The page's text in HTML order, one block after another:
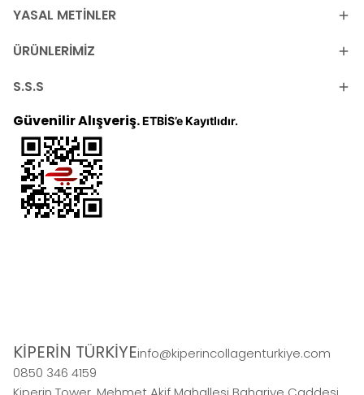
YASAL METİNLER
ÜRÜNLERİMİZ
S.S.S
Güvenilir Alışveriş.ETBİS’e Kayıtlıdır.
KİPERİN TÜRKİYEinfo@kiperincollagenturkiye.com
0850 346 4159